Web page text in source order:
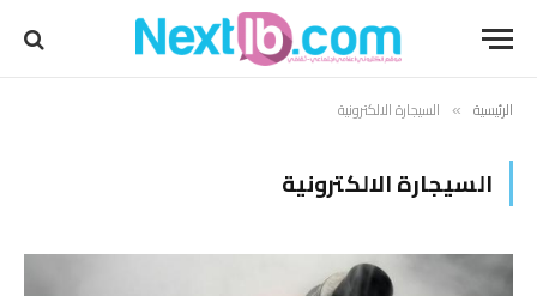
الرئيسية » السيجارة الالكترونية
السيجارة الالكترونية